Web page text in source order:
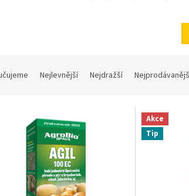
Nejlevnější Nejdražší
Akce
Tip